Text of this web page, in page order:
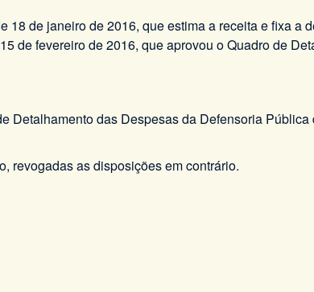
18 de janeiro de 2016, que estima a receita e fixa a
de fevereiro de 2016, que aprovou o Quadro de
Detalhamento das Despesas da Defensoria
revogadas as disposições em contrário.